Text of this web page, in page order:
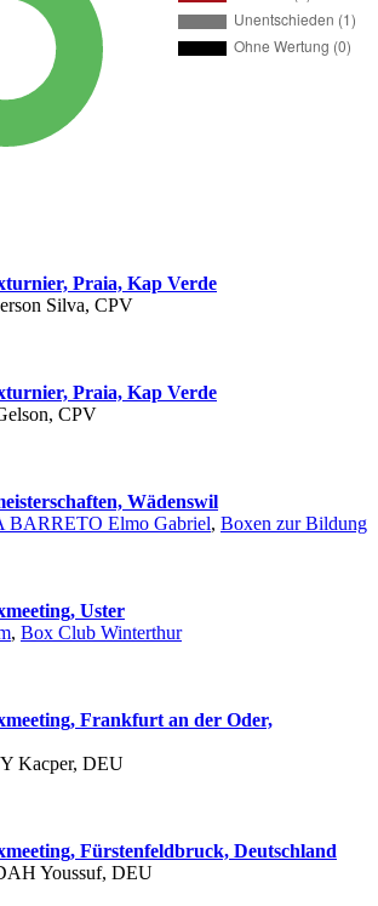
Praia, Kap Verde
Silva, CPV
Praia, Kap Verde
CPV
Wädenswil
BARRETO Elmo Gabriel, Boxen zur Bildung
Uster
, Box Club Winterthur
Frankfurt an der Oder,
Kacper, DEU
Fürstenfeldbruck, Deutschland
Youssuf, DEU